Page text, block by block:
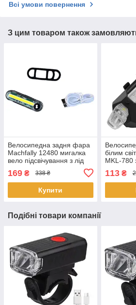
Всі умови повернення
З цим товаром також
Велосипедна задня фара
Machfally 12480 мигалка
вело підсвічування з лід
світло
169 ₴ 338 ₴
Купити
білим
MKL-780
Micro-
113₴
Подібні товари компанії